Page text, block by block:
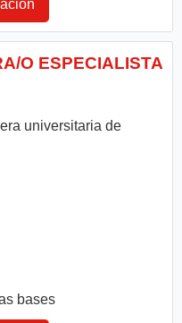
O ESPECIALISTA
universitaria de
bases